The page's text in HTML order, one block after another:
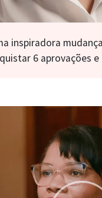
inspiradora
6 aprovações e